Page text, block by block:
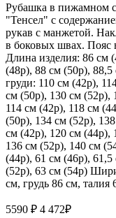
Рубашка в пижамном
"Тенсел" с
рукав с манжетой.
в боковых швах. Пояс
Длина изделия: 86 см
(48р), 88 см (50р),
груди: 110 см (42р),
см (50р), 130 см (52р),
114 см (42р), 118 см
(50р), 134 см (52р),
см (42р), 120 см (44р),
136 см (52р), 140 см
(44р), 61 см (46р),
(52р), 63 см (54р)
см, грудь 86 см, талия
5590 ₽ 4 472₽